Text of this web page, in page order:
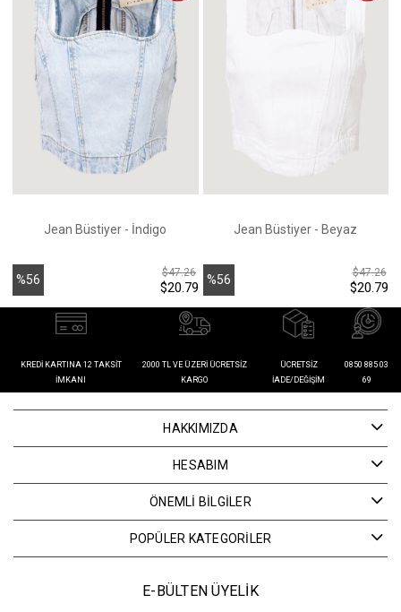
Jean Büstiyer - İndigo
%56
İndirim
$20.79
$47.26
Jean Büstiyer - Beyaz
%56
İndirim
$20.79
$47.26
KREDI KARTINA 12 TAKSIT
İMKANI
2000 TL VE ÜZERI ÜCRETSIZ
KARGO
ÜCRETSIZ
İADE/DEĞIŞIM
0850 885 03
69
HAKKIMIZDA
HESABIM
ÖNEMLİ BİLGİLER
POPÜLER KATEGORİLER
E-BÜLTEN ÜYELİK